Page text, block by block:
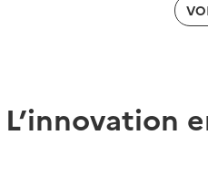
L’innovation